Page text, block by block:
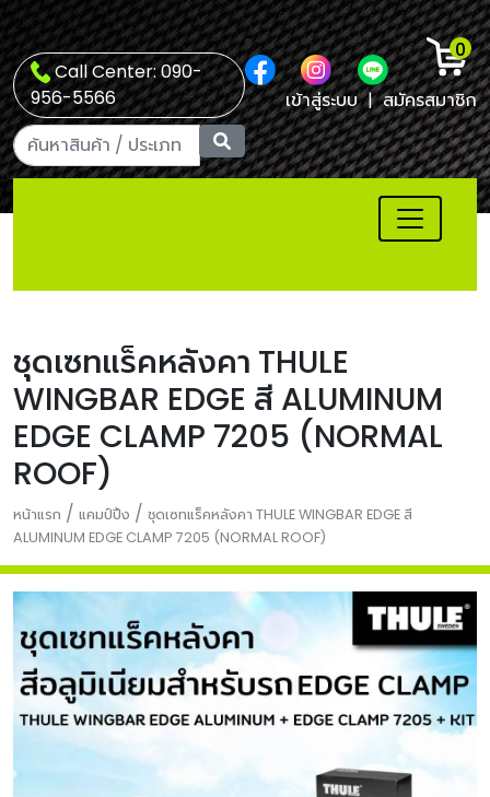
Call Center: 090-
956-5566
0
เข้าสู่ระบบ | สมัครสมาชิก
ชุดเซทแร็คหลังคา THULE
WINGBAR EDGE สี ALUMINUM
EDGE CLAMP 7205 (NORMAL
ROOF)
หน้าแรก / แคมป์ปิ้ง / ชุดเซทแร็คหลังคา THULE WINGBAR EDGE สี
ALUMINUM EDGE CLAMP 7205 (NORMAL ROOF)